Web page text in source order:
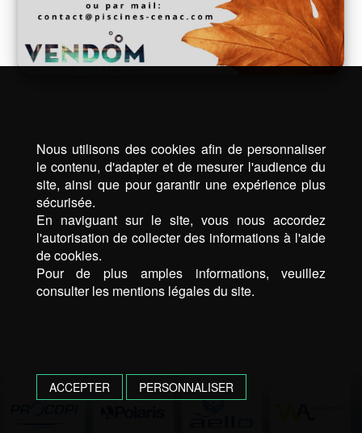
Nous utilisons des cookies afin de personnaliser
le contenu, d'adapter et de mesurer l'audience du
site, ainsi que pour garantir une expérience plus
sécurisée.
En naviguant sur le site, vous nous accordez
l'autorisation de collecter des informations à l'aide
de cookies.
Pour de plus amples informations, veuillez
consulter les mentions légales du site.
ACCEPTER PERSONNALISER